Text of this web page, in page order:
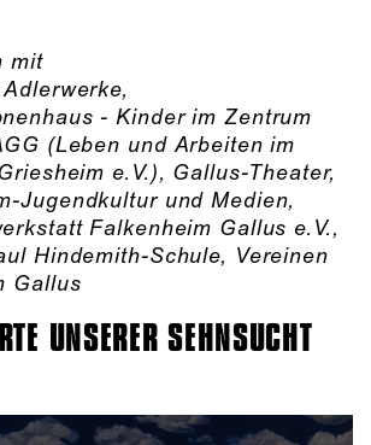
mit
- Kinder im Zentrum
(Leben und Arbeiten im
e.V.), Gallus-Theater,
Jugendkultur und Medien,
Falkenheim Gallus e.V.,
Hindemith-Schule, Vereinen
Gallus
UNSERER SEHNSUCHT